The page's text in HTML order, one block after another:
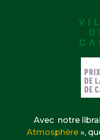
Avec notre
Atmosphère »,